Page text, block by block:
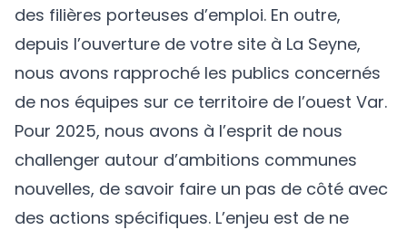
des filières porteuses d’emploi. En outre,
depuis l’ouverture de votre site à La Seyne,
nous avons rapproché les publics concernés
de nos équipes sur ce territoire de l’ouest Var.
Pour 2025, nous avons à l’esprit de nous
challenger autour d’ambitions communes
nouvelles, de savoir faire un pas de côté avec
des actions spécifiques. L’enjeu est de ne